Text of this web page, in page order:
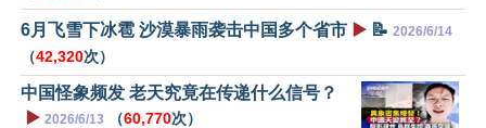
6月飞雪下冰雹 沙漠暴雨袭击中国多个省市 ▶️ 📝 2026/6/14
（42,320次）
中国怪象频发 老天究竟在传递什么信号？
▶️ 2026/6/13 （60,770次）